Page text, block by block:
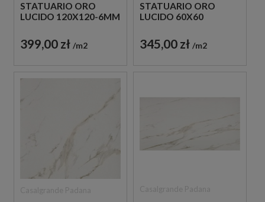
STATUARIO ORO
LUCIDO 120X120-6MM
399,00 zł m2
STATUARIO ORO
LUCIDO 60X60
345,00 zł m2